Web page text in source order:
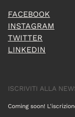
FACEBOOK
INSTAGRAM
TWITTER
LINKEDIN
ISCRIVITI ALLA
Coming soon!